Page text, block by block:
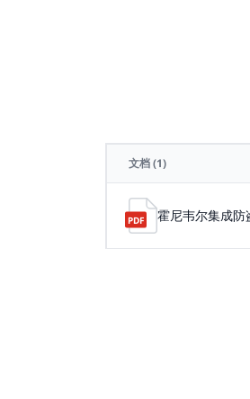
文档(1)
霍尼韦尔集成防